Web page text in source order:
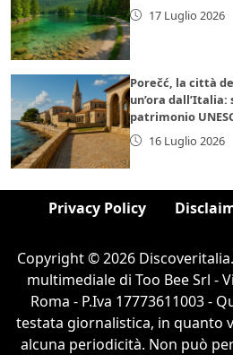
17 Luglio 2026
Porečć, la città
un’ora
patrimonio
16 Luglio 2026
Privacy Policy
Copyright © 2026
multimediale di Too Bee Srl -
Roma - P.Iva 17773611003 -
testata giornalistica, in quanto
alcuna periodicità. Non può